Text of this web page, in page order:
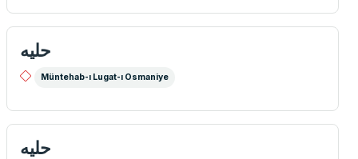
حليه
Müntehab-ı Lugat-ı Osmaniye
حليه